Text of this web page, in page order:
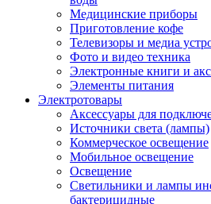
Медицинские приборы
Приготовление кофе
Телевизоры и медиа
Фото и видео техника
Электронные книги и
Элементы питания
Электротовары
Аксессуары для
Источники света (лампы)
Коммерческое освещение
Мобильное освещение
Освещение
Светильники и лампы
бактерицидные